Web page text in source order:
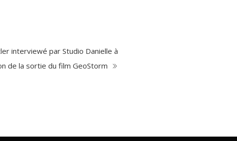
interviewé par Studio Danielle à